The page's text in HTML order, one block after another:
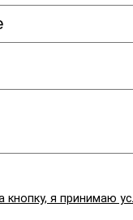
кнопку, я принимаю